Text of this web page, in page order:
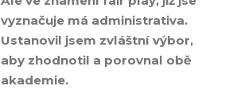
vyznačuje má administrativa.
Ustanovil jsem zvláštní výbor,
aby zhodnotil a porovnal obě
akademie.